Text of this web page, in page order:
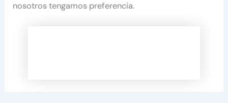
nosotros tengamos preferencia.